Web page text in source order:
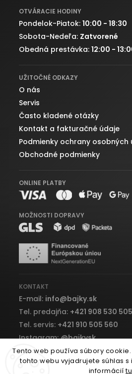
Tento web používa súbory
tohto webu vyjadrujete súhlas
informáciítu
OTVÁRACIE HODINY
Pondelok-Piatok: 10:00 - 18:30
Sobota-Nedeľa: Zatvorené
Obedná prestávka: 12:00 -
UŽITOČNÉ ODKAZY
O nás
Servis
Často kladené otázky
Kontakt a fakturačné údaje
Podmienky ochrany osobných
Obchodné podmienky
ONLINE PLATBY
MOŽNOSTI DOPRAVY
KONTAKT
E-mail: info@bajky.sk
Tel. predajňa: +421 908 530 505
Tel. servis: +421 910 505 560
Instagram:@bajkysk
Facebook:bajky.sk